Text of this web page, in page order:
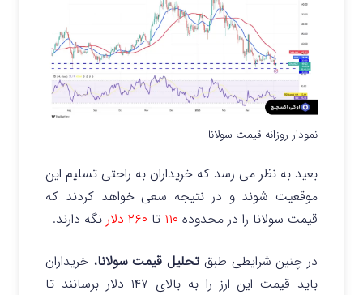
نمودار روزانه قیمت سولانا
بعید به نظر می رسد که خریداران به راحتی تسلیم این
موقعیت شوند و در نتیجه سعی خواهد کردند که
قیمت سولانا را در محدوده ۱۱۰ تا ۲۶۰ دلار نگه دارند.
در چنین شرایطی طبق تحلیل قیمت سولانا، خریداران
باید قیمت این ارز را به بالای ۱۴۷ دلار برسانند تا